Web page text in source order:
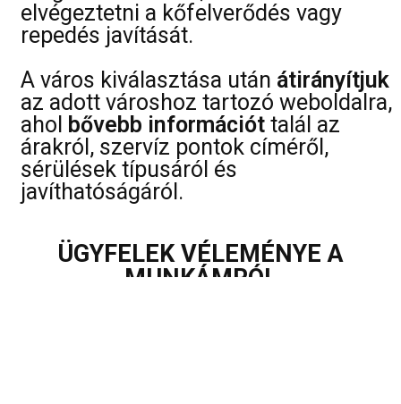
elvégeztetni a kőfelverődés vagy
repedés javítását.
A város kiválasztása után átirányítjuk
az adott városhoz tartozó weboldalra,
ahol bővebb információttalál az
árakról, szervíz pontok címéről,
sérülések típusáról és
javíthatóságáról.
ÜGYFELEK VÉLEMÉNYE A
MUNKÁMRÓL